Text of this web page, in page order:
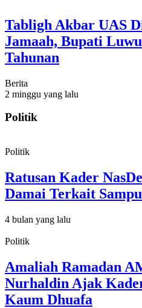
Tabligh Akbar UAS
Jamaah, Bupati
Tahunan
Berita
2 minggu yang lalu
Politik
Politik
Ratusan Kader
Damai Terkait
4 bulan yang lalu
Politik
Amaliah Ramadan
Nurhaldin Ajak
Kaum Dhuafa